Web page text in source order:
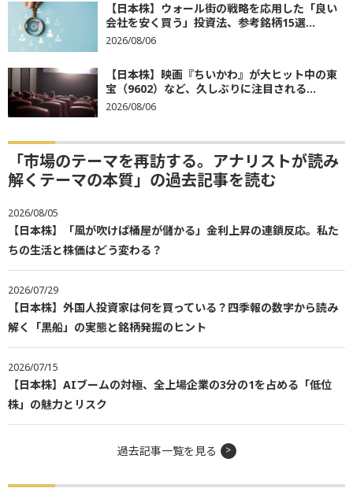
【日本株】ウォール街の戦略を応用した「良い
会社を安く買う」投資法、参考銘柄15選...
2026/08/06
【日本株】映画『ちいかわ』が大ヒット中の東
宝（9602）など、久しぶりに注目される...
2026/08/06
「市場のテーマを再訪する。アナリストが読み
解くテーマの本質」の過去記事を読む
2026/08/05
【日本株】「風が吹けば桶屋が儲かる」金利上昇の連鎖反応。私た
ちの生活と株価はどう変わる？
2026/07/29
【日本株】外国人投資家は何を買っている？四季報の数字から読み
解く「黒船」の実態と銘柄発掘のヒント
2026/07/15
【日本株】AIブームの対極、全上場企業の3分の1を占める「低位
株」の魅力とリスク
過去記事一覧を見る